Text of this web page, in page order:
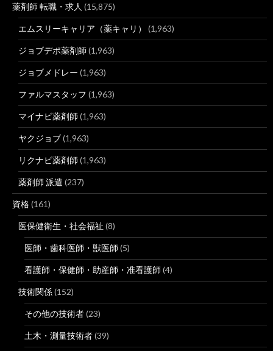
薬剤師 転職・求人 (15,875)
エムスリーキャリア（薬キャリ） (1,963)
ジョブデポ薬剤師 (1,963)
ジョブメドレー (1,963)
ファルマスタッフ (1,963)
マイナビ薬剤師 (1,963)
ヤクジョブ(1,963)
リクナビ薬剤師 (1,963)
薬剤師 派遣 (237)
資格(161)
医保健衛生・社会福祉 (8)
医師・歯科医師・獣医師 (5)
看護師・保健師・助産師・准看護師 (4)
技術関係(152)
その他の技術者(23)
土木・測量技術者(39)